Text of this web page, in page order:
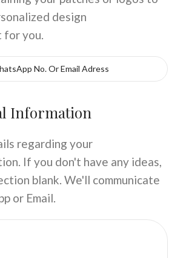
design
for you.
Information
regarding your
If you don't have any ideas,
blank. We'll communicate
or Email.